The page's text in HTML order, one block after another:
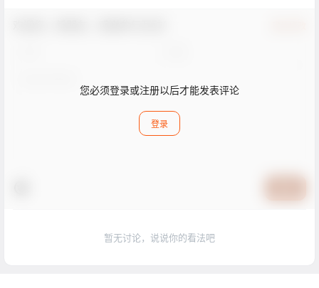
您必须登录或注册以后才能发表评论
登录
暂无讨论，说说你的看法吧